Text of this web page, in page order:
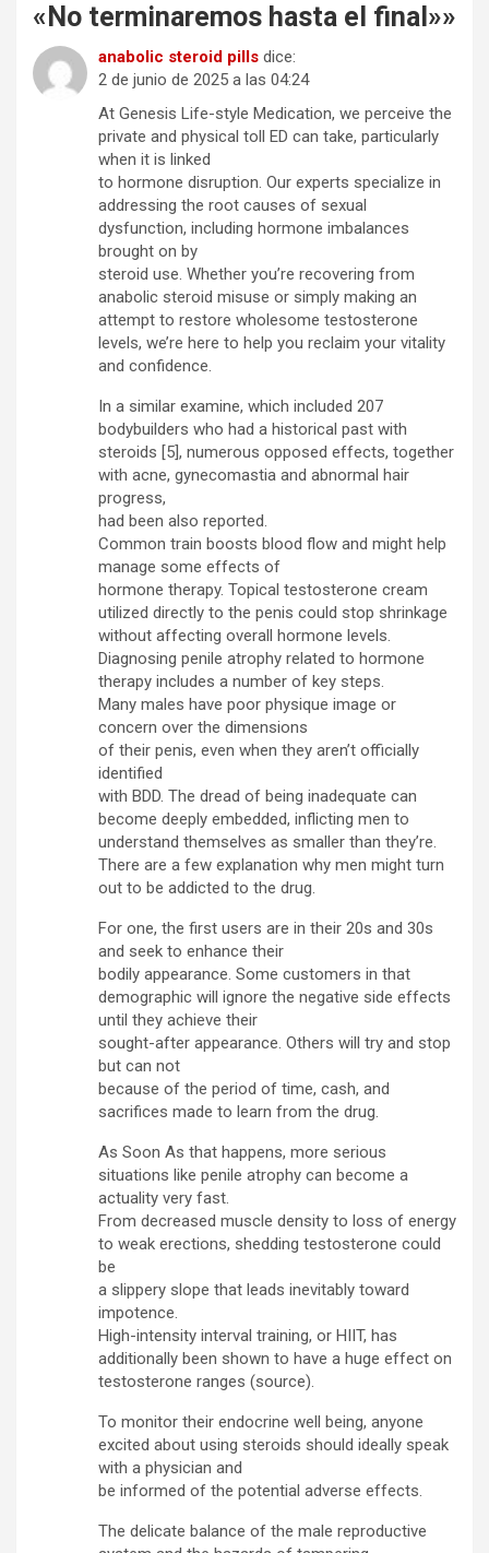
«No terminaremos hasta el final»»
anabolic steroid pills dice:
2 de junio de 2025 a las 04:24
At Genesis Life-style Medication, we perceive the
private and physical toll ED can take, particularly
when it is linked
to hormone disruption. Our experts specialize in
addressing the root causes of sexual
dysfunction, including hormone imbalances
brought on by
steroid use. Whether you’re recovering from
anabolic steroid misuse or simply making an
attempt to restore wholesome testosterone
levels, we’re here to help you reclaim your vitality
and confidence.
In a similar examine, which included 207
bodybuilders who had a historical past with
steroids [5], numerous opposed effects, together
with acne, gynecomastia and abnormal hair
progress,
had been also reported.
Common train boosts blood flow and might help
manage some effects of
hormone therapy. Topical testosterone cream
utilized directly to the penis could stop shrinkage
without affecting overall hormone levels.
Diagnosing penile atrophy related to hormone
therapy includes a number of key steps.
Many males have poor physique image or
concern over the dimensions
of their penis, even when they aren’t officially
identified
with BDD. The dread of being inadequate can
become deeply embedded, inflicting men to
understand themselves as smaller than they’re.
There are a few explanation why men might turn
out to be addicted to the drug.
For one, the first users are in their 20s and 30s
and seek to enhance their
bodily appearance. Some customers in that
demographic will ignore the negative side effects
until they achieve their
sought-after appearance. Others will try and stop
but can not
because of the period of time, cash, and
sacrifices made to learn from the drug.
As Soon As that happens, more serious
situations like penile atrophy can become a
actuality very fast.
From decreased muscle density to loss of energy
to weak erections, shedding testosterone could
be
a slippery slope that leads inevitably toward
impotence.
High-intensity interval training, or HIIT, has
additionally been shown to have a huge effect on
testosterone ranges (source).
To monitor their endocrine well being, anyone
excited about using steroids should ideally speak
with a physician and
be informed of the potential adverse effects.
The delicate balance of the male reproductive